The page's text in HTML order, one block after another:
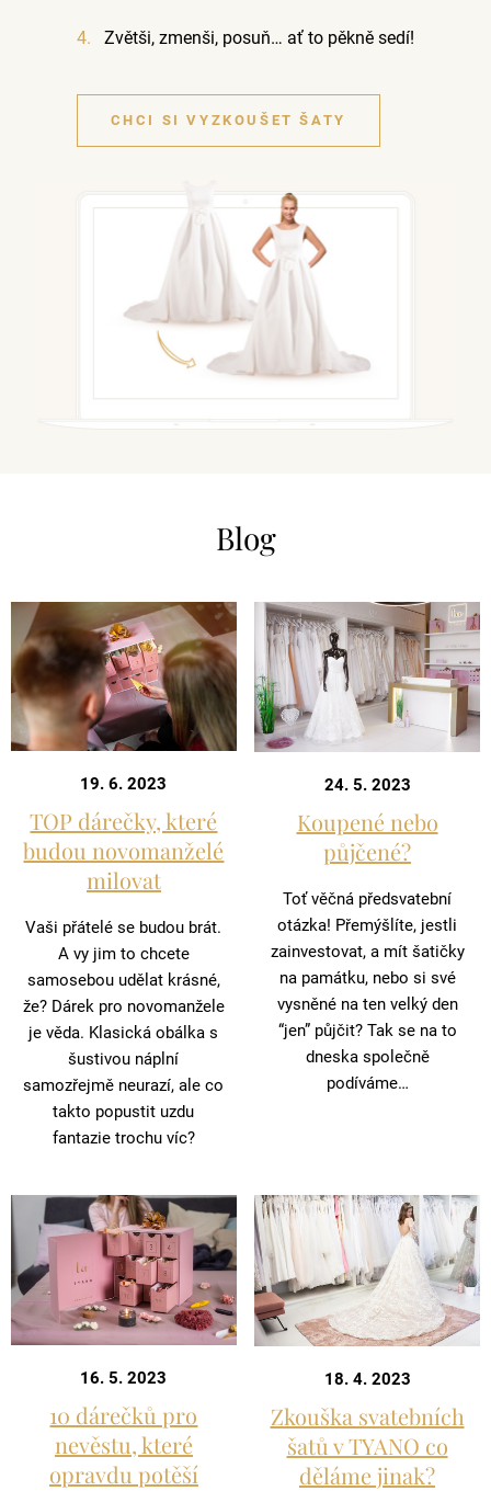
Zvětši, zmenši, posuň… ať to pěkně sedí!
CHCI SI VYZKOUŠET ŠATY
Blog
19. 6. 2023
TOP dárečky, které
budou novomanželé
milovat
Vaši přátelé se budou brát.
A vy jim to chcete
samosebou udělat krásné,
že? Dárek pro novomanžele
je věda. Klasická obálka s
šustivou náplní
samozřejmě neurazí, ale co
takto popustit uzdu
fantazie trochu víc?
24. 5. 2023
Koupené nebo
půjčené?
Toť věčná předsvatební
otázka! Přemýšlíte, jestli
zainvestovat, a mít šatičky
na památku, nebo si své
vysněné na ten velký den
“jen” půjčit? Tak se na to
dneska společně
podíváme…
16. 5. 2023
10 dárečků pro
nevěstu, které
opravdu potěší
18. 4. 2023
Zkouška svatebních
šatů v TYANO co
děláme jinak?